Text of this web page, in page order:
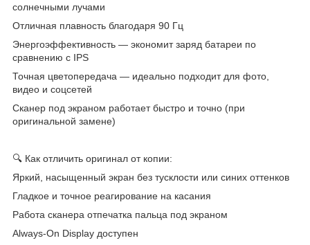
солнечными лучами
Отличная плавность благодаря 90 Гц
Энергоэффективность — экономит заряд батареи по
сравнению с IPS
Точная цветопередача — идеально подходит для фото,
видео и соцсетей
Сканер под экраном работает быстро и точно (при
оригинальной замене)
🔍 Как отличить оригинал от копии:
Яркий, насыщенный экран без тусклости или синих оттенков
Гладкое и точное реагирование на касания
Работа сканера отпечатка пальца под экраном
Always-On Display доступен